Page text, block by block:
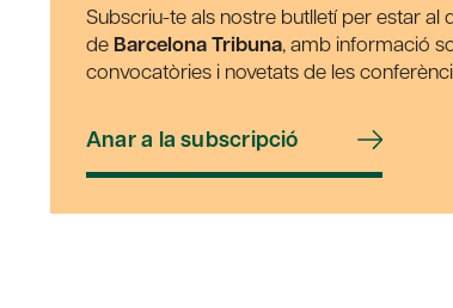
Subscriu-te als nostre butlletí per estar al
de Barcelona Tribuna, amb informació
convocatòries i novetats de les
Anar a la subscripció